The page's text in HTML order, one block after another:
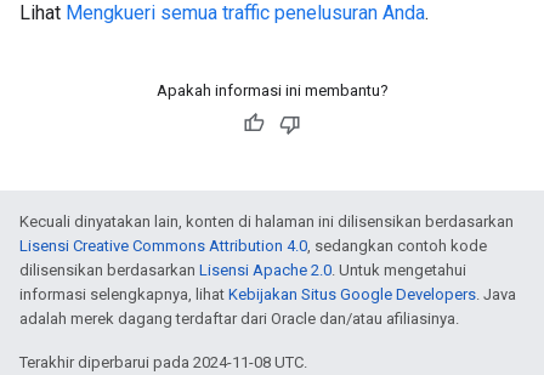
Lihat Mengkueri semua traffic penelusuran Anda.
Apakah informasi ini membantu?
Kecuali dinyatakan lain, konten di halaman ini dilisensikan berdasarkan
Lisensi Creative Commons Attribution 4.0, sedangkan contoh kode
dilisensikan berdasarkan Lisensi Apache 2.0. Untuk mengetahui
informasi selengkapnya, lihat Kebijakan Situs Google Developers. Java
adalah merek dagang terdaftar dari Oracle dan/atau afiliasinya.
Terakhir diperbarui pada 2024-11-08 UTC.